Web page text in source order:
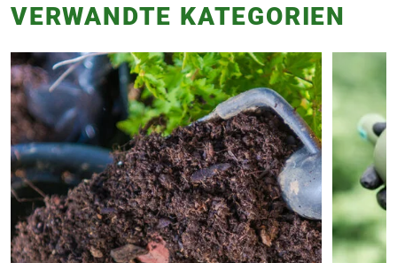
VERWANDTE KATEGORIEN